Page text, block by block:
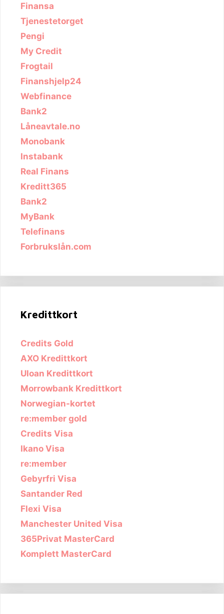
Finansa
Tjenestetorget
Pengi
My Credit
Frogtail
Finanshjelp24
Webfinance
Bank2
Låneavtale.no
Monobank
Instabank
Real Finans
Kreditt365
Bank2
MyBank
Telefinans
Forbrukslån.com
Kredittkort
Credits Gold
AXO Kredittkort
Uloan Kredittkort
Morrowbank Kredittkort
Norwegian-kortet
re:member gold
Credits Visa
Ikano Visa
re:member
Gebyrfri Visa
Santander Red
Flexi Visa
Manchester United Visa
365Privat MasterCard
Komplett MasterCard